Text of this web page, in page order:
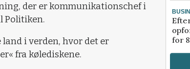
der er kommunikationschef i
Politiken.
i verden, hvor det er
fra kølediskene.
for